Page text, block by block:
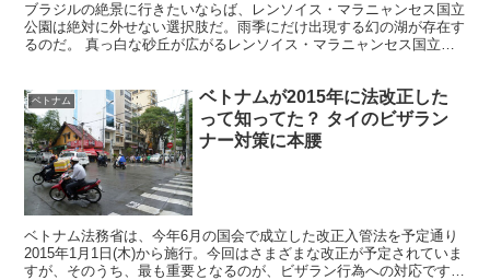
ブラジルの絶景に行きたいならば、レンソイス・マラニャンセス国立
公園は絶対に外せない選択肢だ。雨季にだけ出現する幻の湖が存在す
るのだ。 真っ白な砂丘が広がるレンソイス・マラニャンセス国立公
ベトナム
ベトナムが2015年に法改正した
って知ってた？ タイのビザラン
ナー対策に本腰
ベトナム法務省は、今年6月の国会で成立した改正入管法を予定通り
2015年1月1日(木)から施行。今回はさまざまな改正が予定されていま
すが、そのうち、最も重要となるのが、ビザラン行為への対応です。